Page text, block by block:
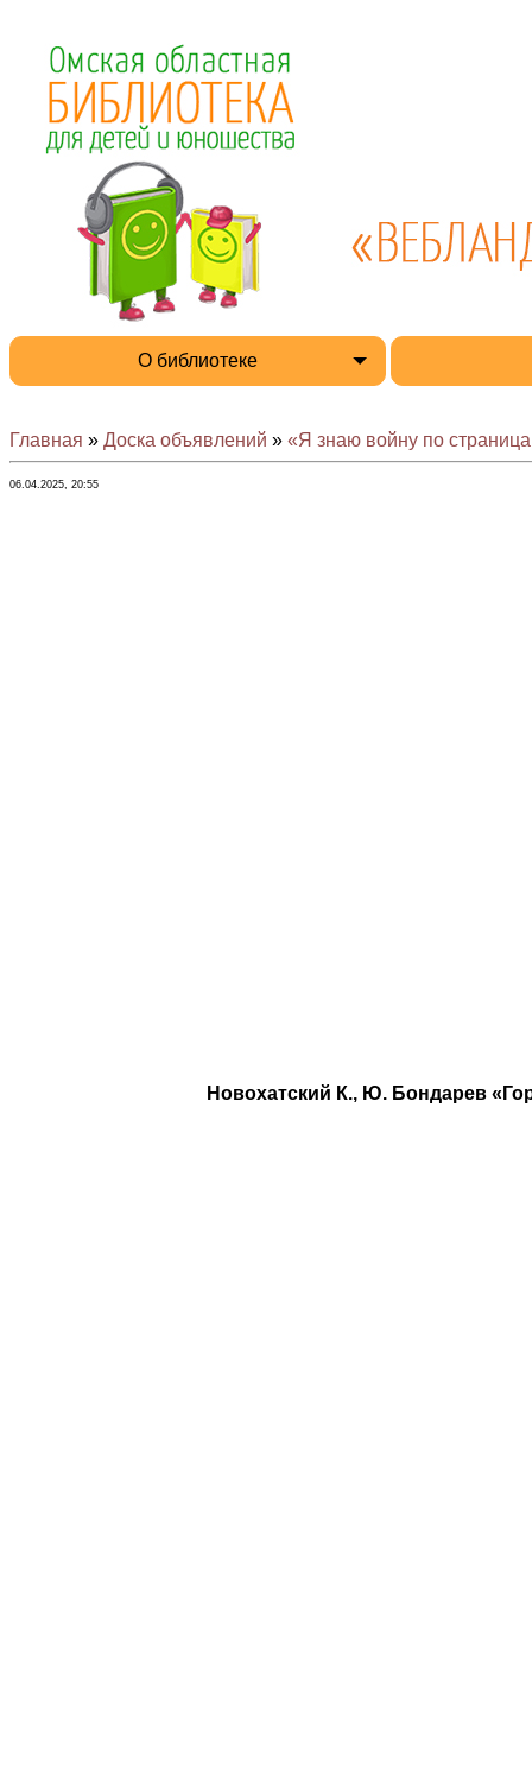
О библиотеке
Главная » Доска объявлений » «Я знаю войну по
06.04.2025, 20:55
Новохатский К., Ю. Бондарев